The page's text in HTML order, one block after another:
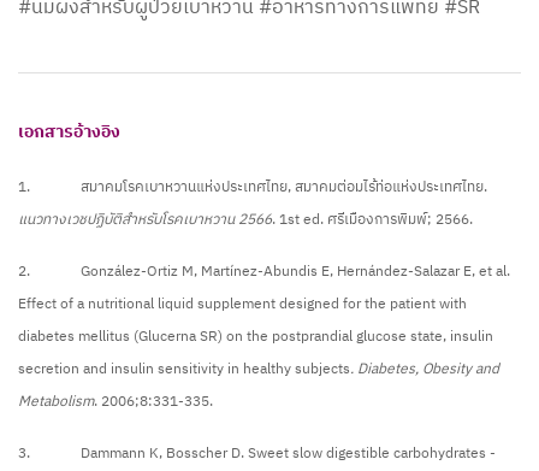
#นมผงสำหรับผู้ป่วยเบาหวาน #อาหารทางการแพทย์ #SR
เอกสารอ้างอิง
1. สมาคมโรคเบาหวานแห่งประเทศไทย, สมาคมต่อมไร้ท่อแห่งประเทศไทย.
แนวทางเวชปฏิบัติสำหรับโรคเบาหวาน 2566. 1st ed. ศรีเมืองการพิมพ์; 2566.
2. González-Ortiz M, Martínez-Abundis E, Hernández-Salazar E, et al.
Effect of a nutritional liquid supplement designed for the patient with
diabetes mellitus (Glucerna SR) on the postprandial glucose state, insulin
secretion and insulin sensitivity in healthy subjects. Diabetes, Obesity and
Metabolism. 2006;8:331-335.
3. Dammann K, Bosscher D. Sweet slow digestible carbohydrates -